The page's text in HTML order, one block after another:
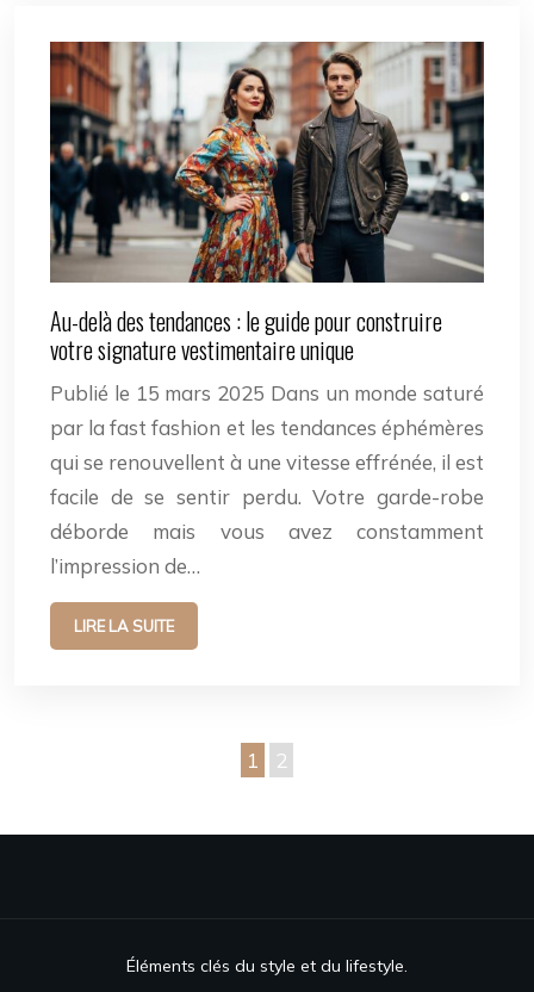
Au-delà des tendances : le guide pour construire
votre signature vestimentaire unique
Publié le 15 mars 2025 Dans un monde saturé
par la fast fashion et les tendances éphémères
qui se renouvellent à une vitesse effrénée, il est
facile de se sentir perdu. Votre garde-robe
déborde mais vous avez constamment
l’impression de…
LIRE LA SUITE
1 2
Éléments clés du style et du lifestyle.